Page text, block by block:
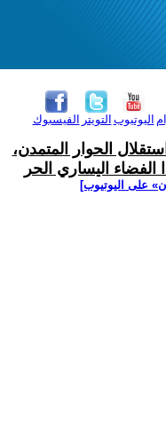
الفيسبوك التويتر اليوتيوب
الحوار المتمدن،
اليساري الحر
على اليوتيوب]